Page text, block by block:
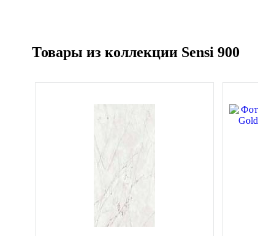
Товары из коллекции Sensi 900